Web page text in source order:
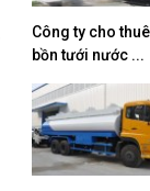
Công ty cho
bồn tưới nước ...